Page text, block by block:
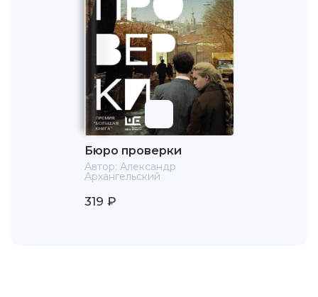
«Известия», «Литературной газете», «Независимой
газете», «Сегодня»; журналах «Вопросы литературы»,
«Дружба народов», «Знамя», «Искусство кино»,
«Литературное обозрение», «Новое время», «Новый
мир», «Профиль», «Страна и мир» (Мюнхен), L’Oell
(Париж). Печатался под псевдонимами "Архип
Ангелевич", "Ангелина Архипова".
С 1992 Архангельский автор и ведущий программ на
радио и ТВ: «Против течения» (РТР), «Писатели у
микрофона» (РС «Свобода»), «Хронограф» (ТВ «Россия»),
постоянный гость еженедельной программы «Особое
мнение» на РС «Эхо Москвы». С 2002 года — на
телеканале «Культура»: автор, ведущий и руководитель
программы «Тем временем», а также автор и ведущий
Бюро проверки
Автор: Александр
Архангельский
319 ₽